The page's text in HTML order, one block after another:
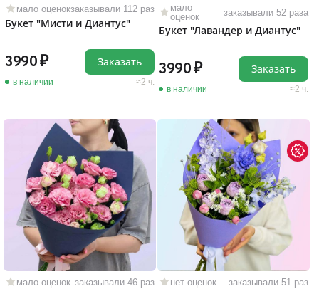
мало оценокзаказывали 112 раз
Букет "Мисти и Диантус"
3990
в наличии 2 ч.
Заказать
мало
оценок
заказывали 52 раза
Букет "Лавандер и Диантус"
3990
в наличии 2 ч.
Заказать
мало оценок заказывали 46 раз нет оценок заказывали 51 раз